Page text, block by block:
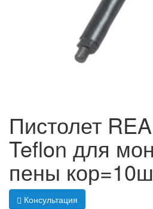
Пистолет
Teflon для
пены
Консультация